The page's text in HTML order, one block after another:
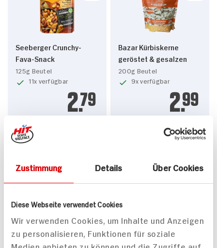
Zustimmung Details Über Cookies
Diese Webseite verwendet Cookies
Wir verwenden Cookies, um Inhalte und Anzeigen
zu personalisieren, Funktionen für soziale
Medien anbieten zu können und die Zugriffe auf
Seeberger Crunchy-
Fava-Snack
125g Beutel
11x verfügbar
2.79
Bazar Kürbiskerne
geröstet & gesalzen
200g Beutel
9x verfügbar
2.99
Salz & Pfeffer
85g Beutel
8x verfügbar
Ackerbohnen Süße
Paprika
85g Beutel